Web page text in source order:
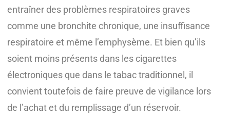
entraîner des problèmes respiratoires graves
comme une bronchite chronique, une insuffisance
respiratoire et même l’emphysème. Et bien qu’ils
soient moins présents dans les cigarettes
électroniques que dans le tabac traditionnel, il
convient toutefois de faire preuve de vigilance lors
de l’achat et du remplissage d’un réservoir.